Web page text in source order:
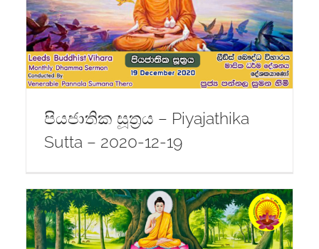
පියජාතික සූත්‍රය – Piyajathika
Sutta – 2020-12-19